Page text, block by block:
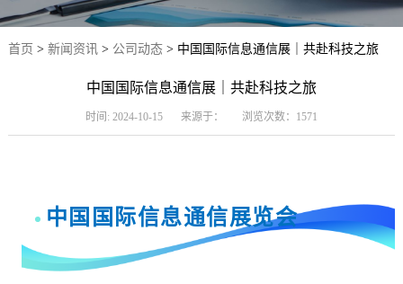
首页 > 新闻资讯> 公司动态> 中国国际信息通信展｜共赴科技之旅
中国国际信息通信展｜共赴科技之旅
时间: 2024-10-15 来源于： 浏览次数：1571
中国国际信息通信展览会